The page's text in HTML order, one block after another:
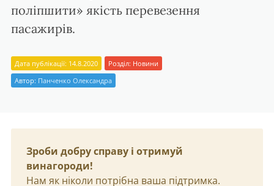
поліпшити» якість перевезення
пасажирів.
Дата публікації: 14.8.2020 Розділ: Новини
Автор: Панченко Олександра
Зроби добру справу і отримуй
винагороди!
Нам як ніколи потрібна ваша підтримка.